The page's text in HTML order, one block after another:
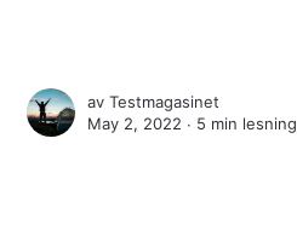
avTestmagasinet
May 2, 2022 ∙ 5 min lesning